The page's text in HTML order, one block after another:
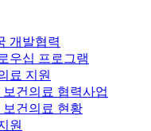
개발협력
우십 프로그램
료 지원
보건의료 협력사업
보건의료 현황
원